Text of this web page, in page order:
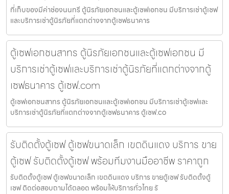
ที่เก็บของมีค่าช่องนนทรี ตู้นิรภัยเอกชนและตู้เซฟเอกชน มีบริการเช่าตู้เซฟ
และบริการเช่าตู้นิรภัยที่แตกต่างจากตู้เซฟธนาคาร
ตู้เซฟเอกชนสาทร ตู้นิรภัยเอกชนและตู้เซฟเอกชน มี
บริการเช่าตู้เซฟและบริการเช่าตู้นิรภัยที่แตกต่างจากตู้
เซฟธนาคาร ตู้เซฟ.com
ตู้เซฟเอกชนสาทร ตู้นิรภัยเอกชนและตู้เซฟเอกชน มีบริการเช่าตู้เซฟและ
บริการเช่าตู้นิรภัยที่แตกต่างจากตู้เซฟธนาคาร ตู้เซฟ.co
รับติดตั้งตู้เซฟ ตู้เซฟขนาดเล็ก เขตดินแดง บริการ ขาย
ตู้เซฟ รับติดตั้งตู้เซฟ พร้อมทีมงานมืออาชีพ ราคาถูก
รับติดตั้งตู้เซฟ ตู้เซฟขนาดเล็ก เขตดินแดง บริการ ขายตู้เซฟ รับติดตั้งตู้
เซฟ ติดต่อสอบถามได้ตลอด พร้อมให้บริการทั่วไทย รั